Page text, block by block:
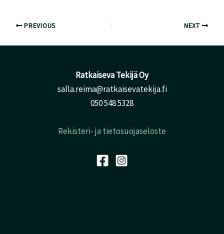
PREVIOUS NEXT
Ratkaiseva Tekijä Oy
salla.reima@ratkaisevatekija.fi
050 548 5328
Rekisteri- ja tietosuojaseloste